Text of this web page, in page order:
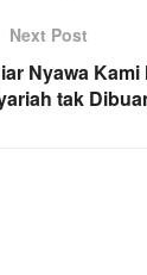
Next Post
Nyawa
tak